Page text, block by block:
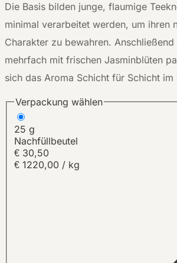
Die Basis bilden junge, flaumige
minimal verarbeitet werden, um ihren
Charakter zu bewahren.
mehrfach mit frischen Jasminblüten
sich das Aroma Schicht für Schicht im
Verpackung wählen
25 g
Nachfüllbeutel
€ 30,50
€ 1220,00 / kg